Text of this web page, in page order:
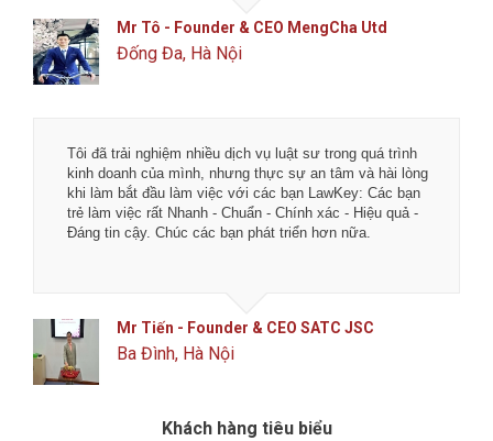
Mr Tô - Founder & CEO MengCha Utd
Đống Đa, Hà Nội
Tôi đã trải nghiệm nhiều dịch vụ luật sư trong quá trình
kinh doanh của mình, nhưng thực sự an tâm và hài lòng
khi làm bắt đầu làm việc với các bạn LawKey: Các bạn
trẻ làm việc rất Nhanh - Chuẩn - Chính xác - Hiệu quả -
Đáng tin cậy. Chúc các bạn phát triển hơn nữa.
Mr Tiến - Founder & CEO SATC JSC
Ba Đình, Hà Nội
Khách hàng tiêu biểu